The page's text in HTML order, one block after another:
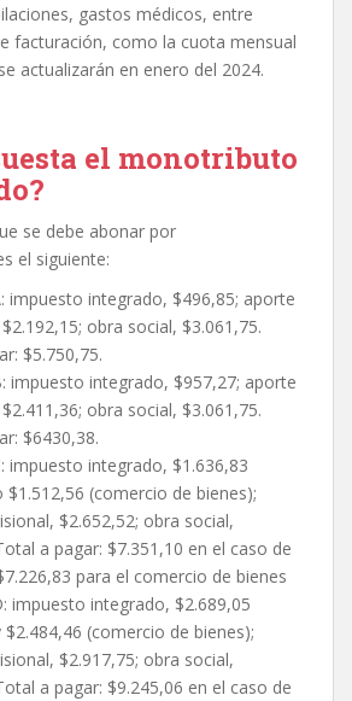
gastos médicos, entre
facturación, como la cuota mensual
actualizarán en enero del 2024.
el monotributo
se debe abonar por
el siguiente:
impuesto integrado, $496,85; aporte
obra social, $3.061,75.
$5.750,75.
impuesto integrado, $957,27; aporte
obra social, $3.061,75.
$6430,38.
impuesto integrado, $1.636,83
$1.512,56 (comercio de bienes);
$2.652,52; obra social,
a pagar: $7.351,10 en el caso de
para el comercio de bienes
impuesto integrado, $2.689,05
$2.484,46 (comercio de bienes);
$2.917,75; obra social,
a pagar: $9.245,06 en el caso de